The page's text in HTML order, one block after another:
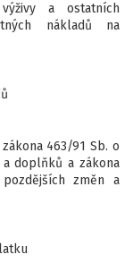
a ostatních
nákladů na
463/91 Sb. o
doplňků a zákona
změn a